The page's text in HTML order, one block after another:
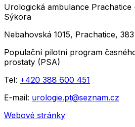
Urologická ambulance
Sýkora
Nebahovská 1015, Prachatice, 383
Populační pilotní program
prostaty (PSA)
Tel: +420 388 600 451
E-mail: urologie.pt@seznam.cz
Webové stránky